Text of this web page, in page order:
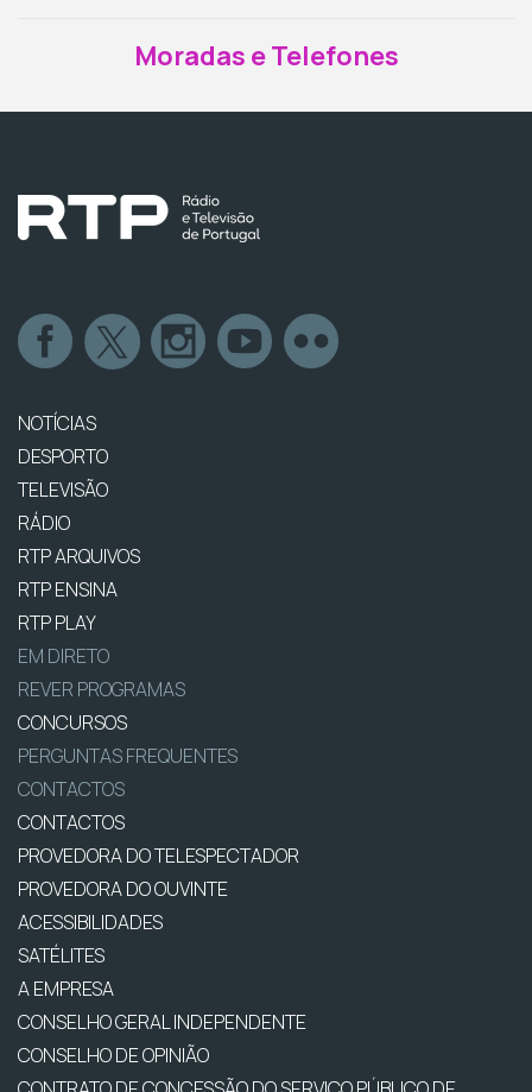
Moradas e Telefones
NOTÍCIAS
DESPORTO
TELEVISÃO
RÁDIO
RTP ARQUIVOS
RTP ENSINA
RTP PLAY
EM DIRETO
REVER PROGRAMAS
CONCURSOS
PERGUNTAS FREQUENTES
CONTACTOS
CONTACTOS
PROVEDORA DO TELESPECTADOR
PROVEDORA DO OUVINTE
ACESSIBILIDADES
SATÉLITES
A EMPRESA
CONSELHO GERAL INDEPENDENTE
CONSELHO DE OPINIÃO